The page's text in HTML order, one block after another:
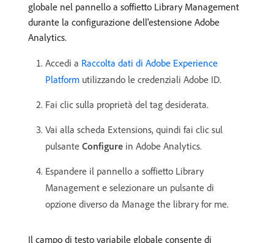
globale nel pannello a soffietto Library Management
durante la configurazione dell'estensione Adobe
Analytics.
Accedi a Raccolta dati di Adobe Experience
Platform utilizzando le credenziali Adobe ID.
Fai clic sulla proprietà del tag desiderata.
Vai alla scheda Extensions, quindi fai clic sul
pulsante Configure in Adobe Analytics.
Espandere il pannello a soffietto Library
Management e selezionare un pulsante di
opzione diverso da Manage the library for me.
Il campo di testo variabile globale consente di